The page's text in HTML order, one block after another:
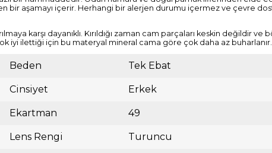
bir aşamayı içerir. Herhangi bir alerjen durumu içermez ve çevre
karşı dayanıklı. Kırıldığı zaman cam parçaları keskin değildir
iyi ilettiği için bu materyal mineral cama göre çok daha az
Beden Tek Ebat
Cinsiyet Erkek
Ekartman 49
Lens Rengi Turuncu